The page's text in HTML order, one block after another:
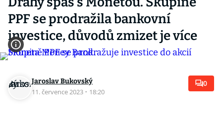
PPF se prodražila bankovní
investice, důvodů zmizet je více
Jaroslav Bukovský
11. července 2023 · 18:20
0